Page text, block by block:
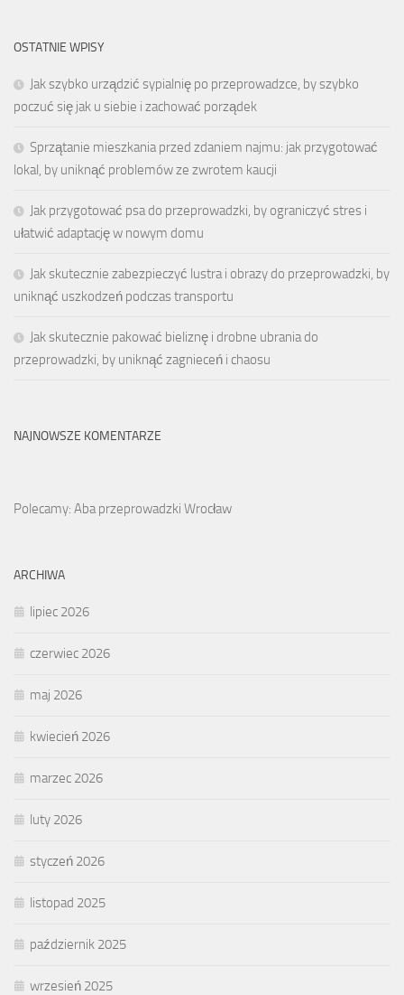
OSTATNIE WPISY
Jak szybko urządzić sypialnię po przeprowadzce, by szybko
poczuć się jak u siebie i zachować porządek
Sprzątanie mieszkania przed zdaniem najmu: jak przygotować
lokal, by uniknąć problemów ze zwrotem kaucji
Jak przygotować psa do przeprowadzki, by ograniczyć stres i
ułatwić adaptację w nowym domu
Jak skutecznie zabezpieczyć lustra i obrazy do przeprowadzki, by
uniknąć uszkodzeń podczas transportu
Jak skutecznie pakować bieliznę i drobne ubrania do
przeprowadzki, by uniknąć zagnieceń i chaosu
NAJNOWSZE KOMENTARZE
Polecamy: Aba przeprowadzki Wrocław
ARCHIWA
lipiec 2026
czerwiec 2026
maj 2026
kwiecień 2026
marzec 2026
luty 2026
styczeń 2026
listopad 2025
październik 2025
wrzesień 2025